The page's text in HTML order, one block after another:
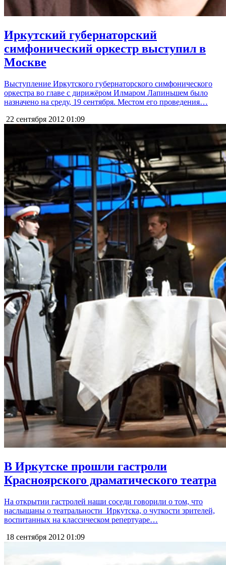
Иркутский губернаторский
симфонический оркестр выступил в
Москве
Выступление Иркутского губернаторского симфонического
оркестра во главе с дирижёром Илмаром Лапиньшем было
назначено на среду, 19 сентября. Местом его проведения…
22 сентября 2012 01:09
В Иркутске прошли гастроли
Красноярского драматического театра
На открытии гастролей наши соседи говорили о том, что
наслышаны о театральности Иркутска, о чуткости зрителей,
воспитанных на классическом репертуаре…
18 сентября 2012 01:09